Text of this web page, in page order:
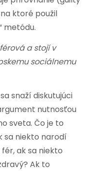
ktoré použil
metódu.
a stojí v
sociálnemu
snaží diskutujúci
nutnosťou
sveta. Čo je to
sa niekto narodí
ak sa niekto
Ak to